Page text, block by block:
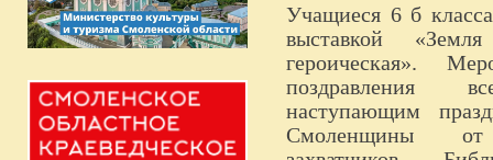
Учащиеся 6 б класса
выставкой «Земля
героическая».
поздравления
наступающим
Смоленщины
от